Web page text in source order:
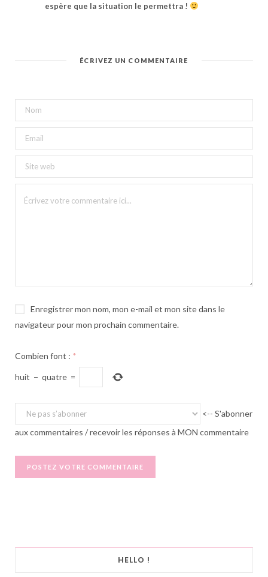
espère que la situation le permettra !
ÉCRIVEZ UN COMMENTAIRE
Enregistrer mon nom, mon e-mail et mon site dans le
navigateur pour mon prochain commentaire.
Combien font : *
huit − quatre =
<-- S'abonner
aux commentaires / recevoir les réponses à MON commentaire
HELLO !